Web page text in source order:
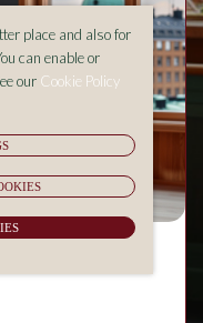
BÖR DU
place and also for
can enable or
our Cookie Policy